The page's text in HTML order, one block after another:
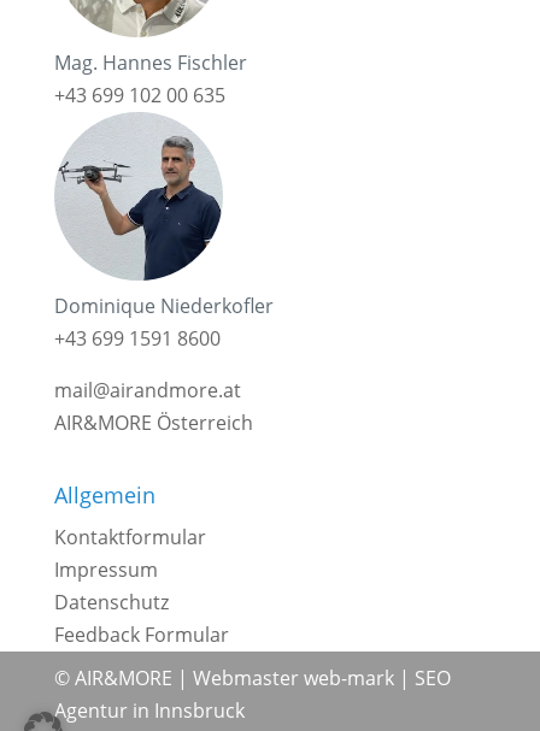
Mag. Hannes Fischler
+43 699 102 00 635
Dominique Niederkofler
+43 699 1591 8600
mail@airandmore.at
AIR&MORE Österreich
Allgemein
Kontaktformular
Impressum
Datenschutz
Feedback Formular
© AIR&MORE | Webmaster web-mark| SEO
Agentur in Innsbruck